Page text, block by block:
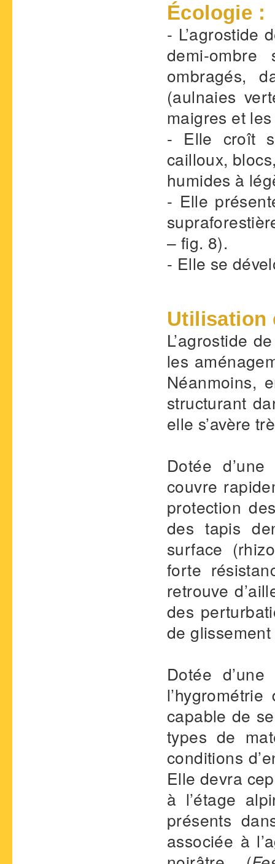
Écologie :
- L’agrostide
demi-
ombragés,
(aulnaies
maigres et
- Elle croît
cailloux,
humides à
- Elle
– fig. 8).
- Elle se
Utilisation
L’agrostide
les
Néanmoins,
structurant
elle s’avère
Dotée
couvre
protection
des tapis
surface
forte
retrouve
des
de
Dotée
capable de
types de
conditions
Elle devra
à l’étage
présents
associée à